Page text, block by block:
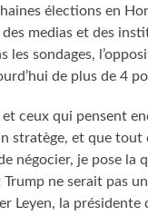
élections en
medias et des
les sondages,
de plus de 4
ceux qui pensent
stratège, et que
négocier, je pose la
ne serait pas
Leyen, la présidente